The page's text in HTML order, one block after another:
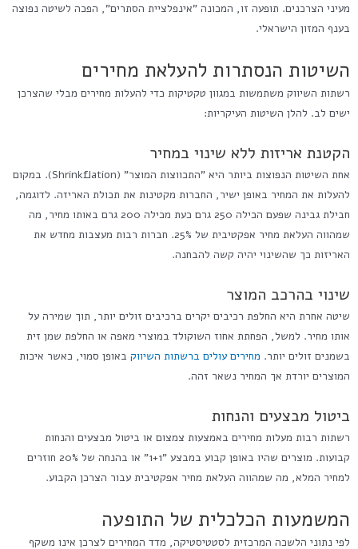
מעיני הצרכנים. תופעה זו, המכונה "אינפלציית הסתרים", הפכה לשיטה נפוצה
בענף המזון הישראלי.
השיטות הנסתרות להעלאת מחירים
רשתות השיווק משתמשות במגוון טקטיקות כדי להעלות מחירים מבלי שהצרכן
ישים לב. להלן השיטות העיקריות:
הקטנת אריזות ללא שינוי במחיר
אחת השיטות הנפוצות ביותר היא "התכווצות המוצר" (Shrinkflation). במקום
להעלות את המחיר באופן ישיר, החברות מקטינות את תכולת האריזה. לדוגמה,
חבילת גבינה שפעם הכילה 250 גרם כעת מכילה 200 גרם באותו מחיר, מה
שמהווה העלאת מחיר אפקטיבית של 25%. חברות רבות מעצבות מחדש את
האריזות כך שהשינוי יהיה קשה להבחנה.
שינוי בהרכב המוצר
שיטה אחרת היא החלפת רכיבים יקרים ברכיבים זולים יותר, תוך שמירה על
אותו מחיר. למשל, הפחתת אחוז השוקולד במוצרי מאפה או החלפת שמן זית
בשמנים זולים יותר. מחירים עולים ברשתות השיווק באופן סמוי, כאשר איכות
המוצרים יורדת אך המחיר נשאר זהה.
ביטול מבצעים והנחות
רשתות רבות מעלות מחירים באמצעות צמצום או ביטול מבצעים והנחות
קבועות. מוצרים שהיו באופן קבוע במבצע "1+1" או בהנחה של 20% חוזרים
למחיר המלא, מה שמהווה העלאת מחיר אפקטיבית עבור הצרכן הקבוע.
המשמעות הכלכלית של התופעה
לפי נתוני הלשכה המרכזית לסטטיסטיקה, מדד המחירים לצרכן אינו משקף